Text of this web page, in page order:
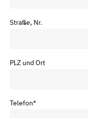
Straße, Nr.
PLZ und Ort
Telefon*